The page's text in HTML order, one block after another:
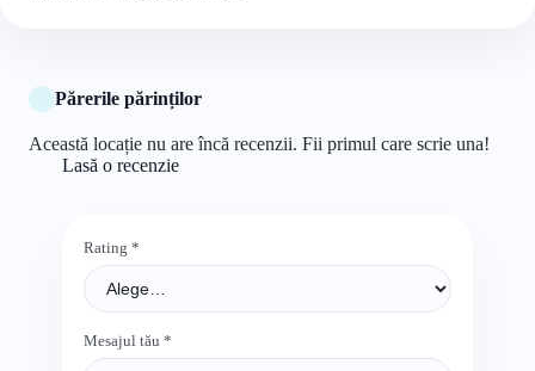
Părerile părinților
Această locație nu are încă recenzii. Fii primul care scrie una!
Lasă o recenzie
Rating *
Mesajul tău *